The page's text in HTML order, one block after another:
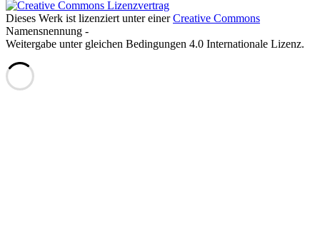
Dieses Werk ist lizenziert unter einerCreative Commons
Namensnennung -
Weitergabe unter gleichen Bedingungen 4.0 Internationale Lizenz.